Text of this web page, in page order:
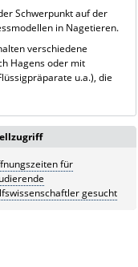
Schwerpunkt auf der
in Nagetieren.
verschiedene
Hagens oder mit
u.a.), die
für
gesucht